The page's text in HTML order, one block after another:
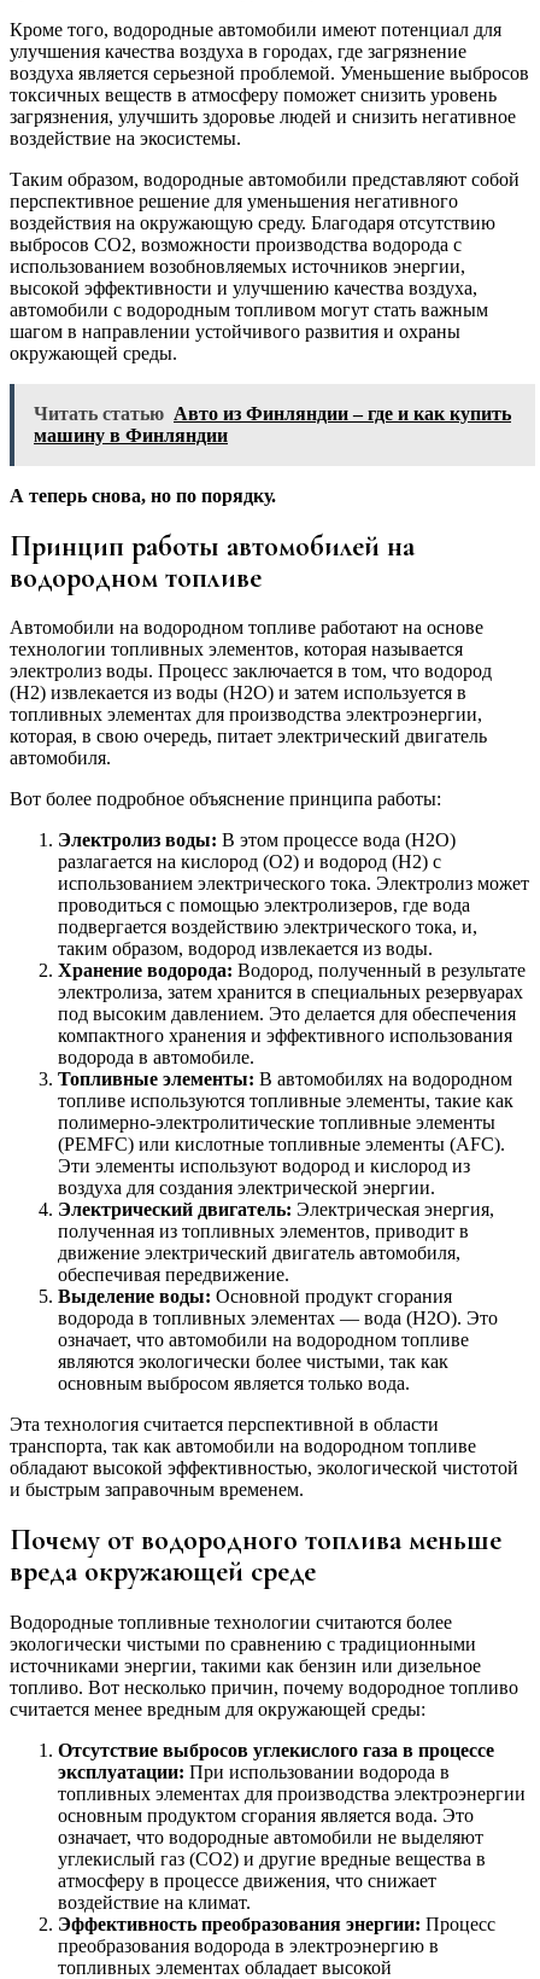
Кроме того, водородные автомобили имеют потенциал для
улучшения качества воздуха в городах, где загрязнение
воздуха является серьезной проблемой. Уменьшение выбросов
токсичных веществ в атмосферу поможет снизить уровень
загрязнения, улучшить здоровье людей и снизить негативное
воздействие на экосистемы.
Таким образом, водородные автомобили представляют собой
перспективное решение для уменьшения негативного
воздействия на окружающую среду. Благодаря отсутствию
выбросов CO2, возможности производства водорода с
использованием возобновляемых источников энергии,
высокой эффективности и улучшению качества воздуха,
автомобили с водородным топливом могут стать важным
шагом в направлении устойчивого развития и охраны
окружающей среды.
Читать статью Авто из Финляндии – где и как купить
машину в Финляндии
А теперь снова, но по порядку.
Принцип работы автомобилей на
водородном топливе
Автомобили на водородном топливе работают на основе
технологии топливных элементов, которая называется
электролиз воды. Процесс заключается в том, что водород
(H2) извлекается из воды (H2O) и затем используется в
топливных элементах для производства электроэнергии,
которая, в свою очередь, питает электрический двигатель
автомобиля.
Вот более подробное объяснение принципа работы:
Электролиз воды: В этом процессе вода (H2O)
разлагается на кислород (O2) и водород (H2) с
использованием электрического тока. Электролиз может
проводиться с помощью электролизеров, где вода
подвергается воздействию электрического тока, и,
таким образом, водород извлекается из воды.
Хранение водорода: Водород, полученный в результате
электролиза, затем хранится в специальных резервуарах
под высоким давлением. Это делается для обеспечения
компактного хранения и эффективного использования
водорода в автомобиле.
Топливные элементы: В автомобилях на водородном
топливе используются топливные элементы, такие как
полимерно-электролитические топливные элементы
(PEMFC) или кислотные топливные элементы (AFC).
Эти элементы используют водород и кислород из
воздуха для создания электрической энергии.
Электрический двигатель: Электрическая энергия,
полученная из топливных элементов, приводит в
движение электрический двигатель автомобиля,
обеспечивая передвижение.
Выделение воды: Основной продукт сгорания
водорода в топливных элементах — вода (H2O). Это
означает, что автомобили на водородном топливе
являются экологически более чистыми, так как
основным выбросом является только вода.
Эта технология считается перспективной в области
транспорта, так как автомобили на водородном топливе
обладают высокой эффективностью, экологической чистотой
и быстрым заправочным временем.
Почему от водородного топлива меньше
вреда окружающей среде
Водородные топливные технологии считаются более
экологически чистыми по сравнению с традиционными
источниками энергии, такими как бензин или дизельное
топливо. Вот несколько причин, почему водородное топливо
считается менее вредным для окружающей среды:
Отсутствие выбросов углекислого газа в процессе
эксплуатации: При использовании водорода в
топливных элементах для производства электроэнергии
основным продуктом сгорания является вода. Это
означает, что водородные автомобили не выделяют
углекислый газ (CO2) и другие вредные вещества в
атмосферу в процессе движения, что снижает
воздействие на климат.
Эффективность преобразования энергии: Процесс
преобразования водорода в электроэнергию в
топливных элементах обладает высокой